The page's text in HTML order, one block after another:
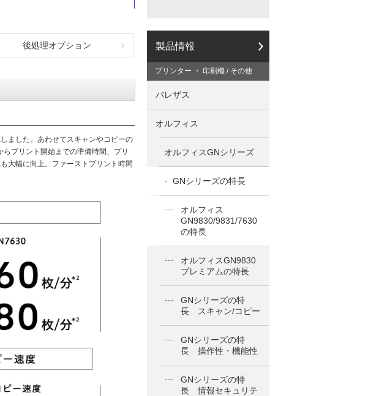
後処理オプション
ました。あわせてスキャンやコピーの
プリント開始までの準備時間、プリ
大幅に向上。ファーストプリント時間
請
求
こ
ち
ら
製品情報
プリンター ・ 印刷機 / その他
バレザス
オルフィス
オルフィスGNシリーズ
GNシリーズの特長
オルフィス
GN9830/9831/7630
の特長
オルフィスGN9830
プレミアムの特長
GNシリーズの特
長 スキャン/コピー
GNシリーズの特
長 操作性・機能性
GNシリーズの特
長 情報セキュリテ